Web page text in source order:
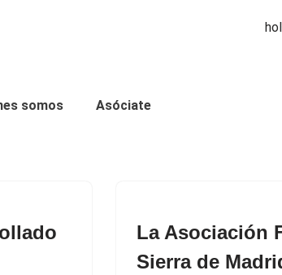
somos Asóciate
La Asociación
Sierra de